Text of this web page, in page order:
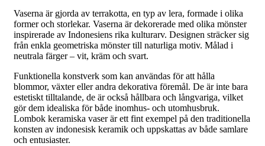
Vaserna är gjorda av terrakotta, en typ av lera, formade i olika
former och storlekar. Vaserna är dekorerade med olika mönster
inspirerade av Indonesiens rika kulturarv. Designen sträcker sig
från enkla geometriska mönster till naturliga motiv. Målad i
neutrala färger – vit, kräm och svart.
Funktionella konstverk som kan användas för att hålla
blommor, växter eller andra dekorativa föremål. De är inte bara
estetiskt tilltalande, de är också hållbara och långvariga, vilket
gör dem idealiska för både inomhus- och utomhusbruk.
Lombok keramiska vaser är ett fint exempel på den traditionella
konsten av indonesisk keramik och uppskattas av både samlare
och entusiaster.